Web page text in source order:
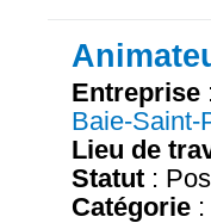
Entreprise
Baie-Saint-
Lieu de
Statut :
Catégorie :